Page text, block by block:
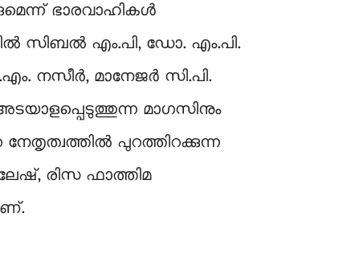
ഭാരവാഹികൾ
സിബൽ എം.പി, ഡോ. എം.പി.
നസീർ, മാനേജർ സി.പി.
മാഗസിനും
പുറത്തിറക്കുന്ന
രിസ ഫാത്തിമ